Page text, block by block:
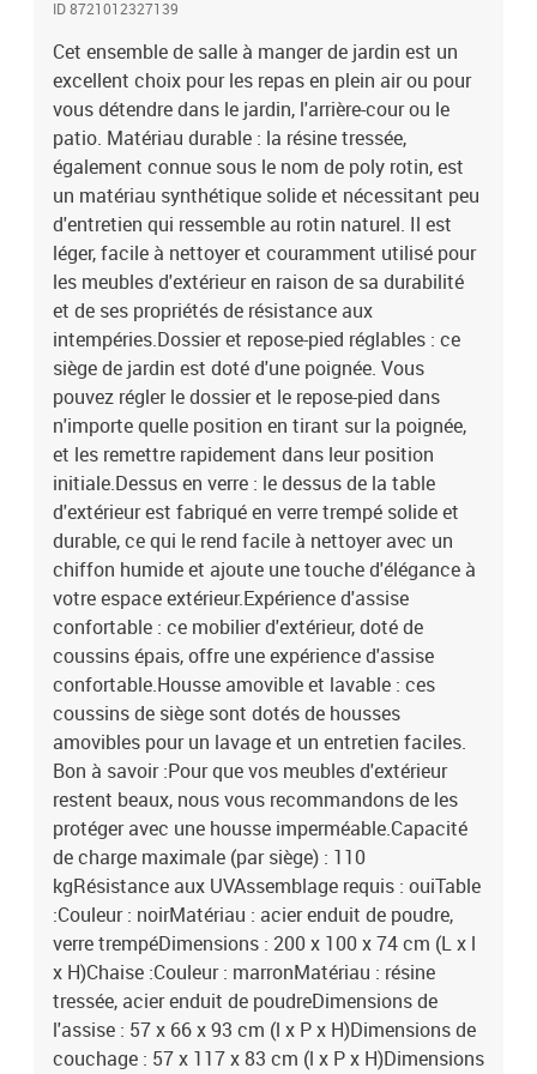
votre espace extérieur.Expérience d'assise confortable : ce mobilier
d'extérieur, doté de coussins épais, offre une expérience d'assise
confortable.Housse amovible et lavable : ces coussins de siège
sont dotés de housses amovibles pour un lavage et un entretien
faciles. Bon à savoir :Pour que vos meubles d'extérieur restent
beaux, nous vous recommandons de les protéger avec une housse
imperméable.Capacité de charge maximale (par siège) : 110
kgRésistance aux UVAssemblage requis : ouiTable :Couleur :
noirMatériau : acier enduit de poudre, verre trempéDimensions :
200 x 100 x 74 cm (L x l x H)Chaise :Couleur : marronMatériau :
résine tressée, acier enduit de poudreDimensions de l'assise : 57 x
66 x 93 cm (l x P x H)Dimensions de couchage : 57 x 117 x 83 cm (l
x P x H)Dimensions du siège : 48 x 54 cm (l x P)Hauteur du siège à
partir du sol : 43,5 cmHauteur des accoudoirs à partir du sol : 62
cmCoussin :Couleur : blanc crème Matériau de la couverture : tissu
(100 % polyester)Matériau de remplissage du coussin de siège :
mousseMatériau de remplissage du coussin de dossier : fibre de
cotonDimensions du coussin de siège : 48 x 93 x 3 cm (l x P x
é)Dimensions du coussin de dossier : 49 x 70 x 10 cm (L x l x é)La
livraison contient :1 x table de jardin8 x chaise de jardin8 x
coussin de dossier8 x coussin d'assise avec housse amovible et
lavable
ID 8721012327139
Cet ensemble de salle à manger de jardin est un
excellent choix pour les repas en plein air ou pour
vous détendre dans le jardin, l'arrière-cour ou le
patio. Matériau durable : la résine tressée,
également connue sous le nom de poly rotin, est
un matériau synthétique solide et nécessitant peu
d'entretien qui ressemble au rotin naturel. Il est
léger, facile à nettoyer et couramment utilisé pour
les meubles d'extérieur en raison de sa durabilité
et de ses propriétés de résistance aux
intempéries.Dossier et repose-pied réglables : ce
siège de jardin est doté d'une poignée. Vous
pouvez régler le dossier et le repose-pied dans
n'importe quelle position en tirant sur la poignée,
et les remettre rapidement dans leur position
initiale.Dessus en verre : le dessus de la table
d'extérieur est fabriqué en verre trempé solide et
durable, ce qui le rend facile à nettoyer avec un
chiffon humide et ajoute une touche d'élégance à
votre espace extérieur.Expérience d'assise
confortable : ce mobilier d'extérieur, doté de
coussins épais, offre une expérience d'assise
confortable.Housse amovible et lavable : ces
coussins de siège sont dotés de housses
amovibles pour un lavage et un entretien faciles.
Bon à savoir :Pour que vos meubles d'extérieur
restent beaux, nous vous recommandons de les
protéger avec une housse imperméable.Capacité
de charge maximale (par siège) : 110
kgRésistance aux UVAssemblage requis : ouiTable
:Couleur : noirMatériau : acier enduit de poudre,
verre trempéDimensions : 200 x 100 x 74 cm (L x l
x H)Chaise :Couleur : marronMatériau : résine
tressée, acier enduit de poudreDimensions de
l'assise : 57 x 66 x 93 cm (l x P x H)Dimensions de
couchage : 57 x 117 x 83 cm (l x P x H)Dimensions